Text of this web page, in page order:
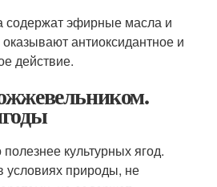
содержат эфирные масла и
антиоксидантное и
действие.
культурных ягод.
условиях природы, не